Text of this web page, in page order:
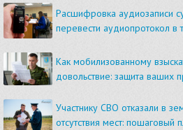
Расшифровка аудиозаписи
перевести аудиопротокол в
Как мобилизованному
довольствие: защита ваших
Участнику СВО отказали в
отсутствия мест: пошаговый